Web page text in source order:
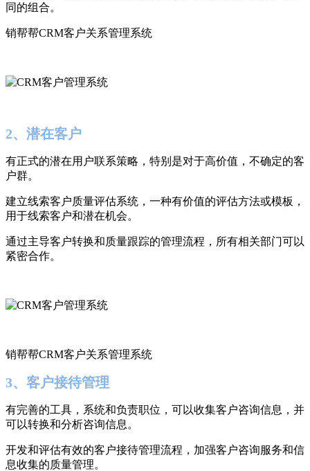
同的组合。
销帮帮CRM客户关系管理系统
2、潜在客户
有正式的潜在用户联系策略，特别是对于高价值，不确定的客
户群。
建立线索客户质量评估系统，一种有价值的评估方法或模板，
用于线索客户和潜在机会。
通过主导客户转换和质量跟踪的管理流程，所有相关部门可以
紧密合作。
销帮帮CRM客户关系管理系统
3、客户接待管理
有完善的工具，系统和负责职位，可以收集客户咨询信息，并
可以转换和分析咨询信息。
开发和评估有效的客户接待管理流程，加强客户咨询服务和信
息收集的质量管理。